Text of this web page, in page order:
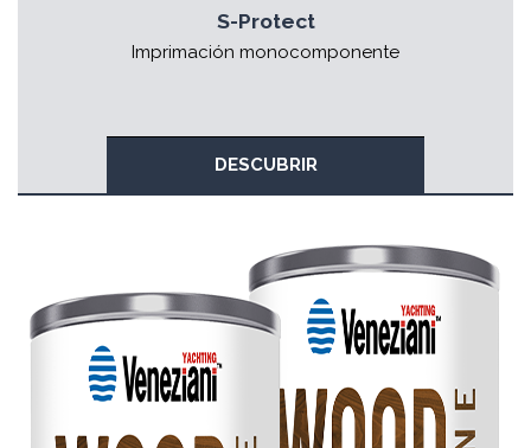
S-Protect
Imprimación monocomponente
DESCUBRIR